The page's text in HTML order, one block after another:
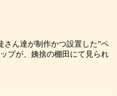
さん達が制作かつ設置した”ペ
プが、姨捨の棚田にて見られ